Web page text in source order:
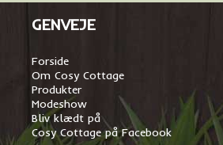
GENVEJE
Forside
Om Cosy Cottage
Produkter
Modeshow
Bliv klædt på
Cosy Cottage på Facebook